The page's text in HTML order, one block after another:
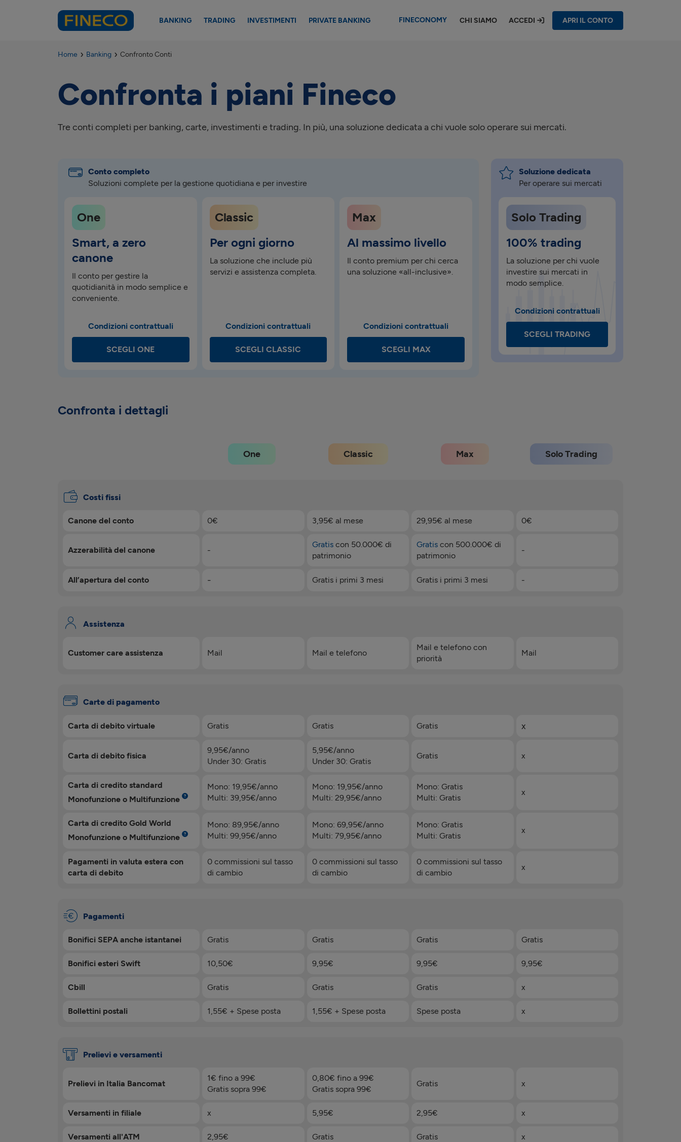
BANKING TRADING INVESTIMENTI PRIVATE BANKING FINECONOMY CHI SIAMO ACCEDI APRI IL CONTO
Home Banking Confronto Conti
Confronta i piani Fineco
Tre conti completi per banking, carte, investimenti e trading. In più, una soluzione dedicata a chi vuole solo operare sui mercati.
Conto completo
Soluzioni complete per la gestione quotidiana e per investire
One
Smart, a zero
canone
Il conto per gestire la
quotidianità in modo semplice e
conveniente.
Condizioni contrattuali
SCEGLI ONE
Classic
Per ogni giorno
La soluzione che include più
servizi e assistenza completa.
Condizioni contrattuali
SCEGLI CLASSIC
Max
Al massimo livello
Il conto premium per chi cerca
una soluzione «all-inclusive».
Condizioni contrattuali
SCEGLI MAX
Soluzione dedicata
Per operare sui mercati
Solo Trading
100% trading
La soluzione per chi vuole
investire sui mercati in
modo semplice.
Condizioni contrattuali
SCEGLI TRADING
Confronta i dettagli
One Classic Max Solo Trading
Costi fissi
Canone del conto 0€ 3,95€ al mese 29,95€ al mese 0€
Azzerabilità del canone -
Gratiscon 50.000€ di
patrimonio
Gratis con 500.000€ di
patrimonio
-
All’apertura del conto - Gratis i primi 3 mesi Gratis i primi 3 mesi -
Assistenza
Customer care assistenza Mail Mail e telefono
Mail e telefono con
priorità
Mail
Carte di pagamento
Carta di debito virtuale Gratis Gratis Gratis x
Carta di debito fisica
9,95€/anno
Under 30: Gratis
5,95€/anno
Under 30: Gratis
Gratis x
Carta di credito standard
Monofunzione o Multifunzione
Mono: 19,95€/anno
Multi: 39,95€/anno
Mono: 19,95€/anno
Multi: 29,95€/anno
Mono: Gratis
Multi: Gratis
x
Carta di credito Gold World
Monofunzione o Multifunzione
Mono: 89,95€/anno
Multi: 99,95€/anno
Mono: 69,95€/anno
Multi: 79,95€/anno
Mono: Gratis
Multi: Gratis
x
Pagamenti in valuta estera con
carta di debito
0 commissioni sul tasso
di cambio
0 commissioni sul tasso
di cambio
0 commissioni sul tasso
di cambio
x
Pagamenti
Bonifici SEPA anche istantanei Gratis Gratis Gratis Gratis
Bonifici esteri Swift 10,50€ 9,95€ 9,95€ 9,95€
Cbill Gratis Gratis Gratis x
Bollettini postali 1,55€ + Spese posta 1,55€ + Spese posta Spese posta x
Prelievi e versamenti
Prelievi in Italia Bancomat
1€ fino a 99€
Gratis sopra 99€
0,80€ fino a 99€
Gratis sopra 99€
Gratis x
Versamenti in filiale x 5,95€ 2,95€ x
Versamenti all'ATM 2,95€ Gratis Gratis x